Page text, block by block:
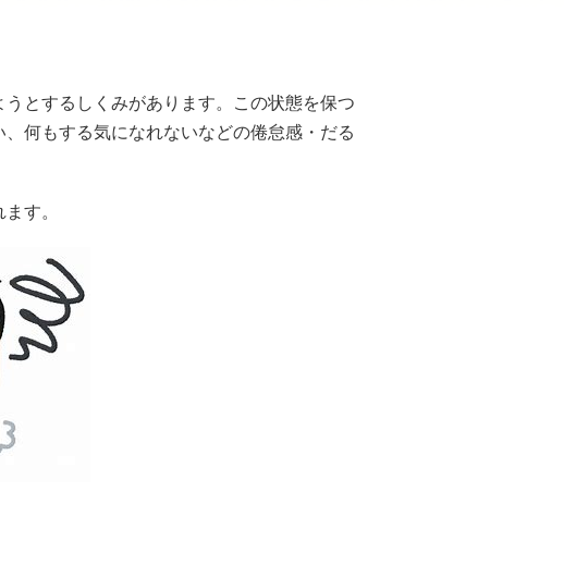
とするしくみがあります。この状態を保つ
何もする気になれないなどの倦怠感・だる
す。